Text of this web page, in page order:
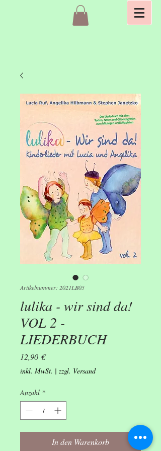
Artikelnummer: 2021LB05
lulika - wir sind da!
VOL 2 -
LIEDERBUCH
12,90 €Preis
inkl. MwSt. | zzgl. Versand
Anzahl *
In den Warenkorb